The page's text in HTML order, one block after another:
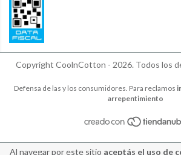
Al navegar por este sitio aceptás el uso de
Copyright CoolnCotton - 2026. Todos los
Defensa de las y los consumidores. Para reclamos
arrepentimiento